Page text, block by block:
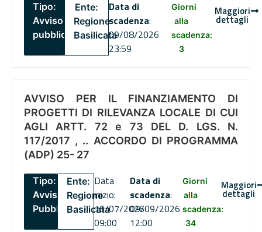
Tipo:
Avviso
pubblico
Ente:
Regione
Basilicata
Data di
scadenza:
09/08/2026
23:59
Giorni
alla
scadenza:
3
Maggiori
dettagli
AVVISO PER IL FINANZIAMENTO DI
PROGETTI DI RILEVANZA LOCALE DI CUI
AGLI ARTT. 72 e 73 DEL D. LGS. N.
117/2017 , .. ACCORDO DI PROGRAMMA
(ADP) 25- 27
Tipo:
Avviso
Pubblico
Ente:
Regione
Basilicata
Data
inizio:
16/07/2026
09:00
Data di
scadenza:
09/09/2026
12:00
Giorni
alla
scadenza:
34
Maggiori
dettagli